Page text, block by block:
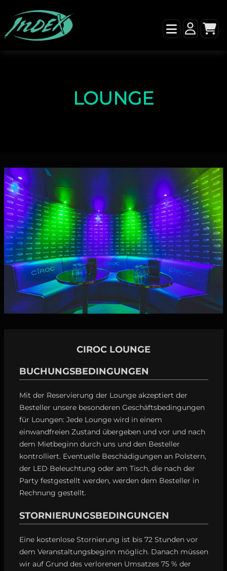
LOUNGE
CIROC LOUNGE
BUCHUNGSBEDINGUNGEN
Mit der Reservierung der Lounge akzeptiert der
Besteller unsere besonderen Geschäftsbedingungen
für Loungen: Jede Lounge wird in einem
einwandfreien Zustand übergeben und vor und nach
dem Mietbeginn durch uns und den Besteller
kontrolliert. Eventuelle Beschädigungen an Polstern,
der LED Beleuchtung oder am Tisch, die nach der
Party festgestellt werden, werden dem Besteller in
Rechnung gestellt.
STORNIERUNGSBEDINGUNGEN
Eine kostenlose Stornierung ist bis 72 Stunden vor
dem Veranstaltungsbeginn möglich. Danach müssen
wir auf Grund des verlorenen Umsatzes 75 % der